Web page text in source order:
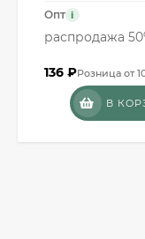
Опт i
распродажа
136 ₽Розница от
В